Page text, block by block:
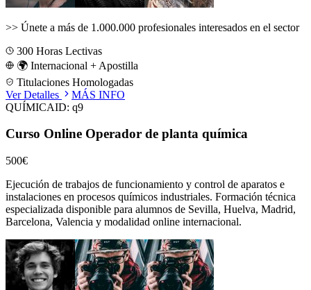
>> Únete a más de 1.000.000 profesionales interesados en el sector
300 Horas Lectivas
🌍 Internacional + Apostilla
Titulaciones Homologadas
Ver Detalles
MÁS INFO
QUÍMICAID: q9
Curso Online Operador de planta química
500€
Ejecución de trabajos de funcionamiento y control de aparatos e
instalaciones en procesos químicos industriales. Formación técnica
especializada disponible para alumnos de Sevilla, Huelva, Madrid,
Barcelona, Valencia y modalidad online internacional.